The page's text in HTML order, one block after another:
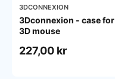
3DCONNEXION
3Dconnexion - case for
3D mouse
227,00 kr